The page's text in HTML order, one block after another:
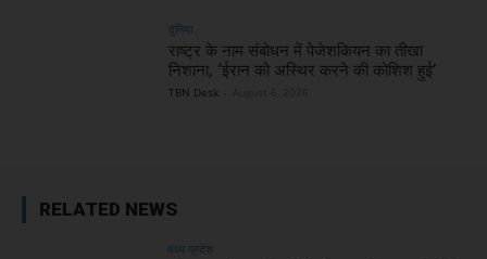
दुनिया
राष्ट्र के नाम संबोधन में पेजेशकियन का तीखा
निशाना, ‘ईरान को अस्थिर करने की कोशिश हुई’
TBN Desk
RELATED NEWS
मध्य प्रदेश